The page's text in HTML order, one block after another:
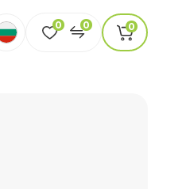
0 0 0